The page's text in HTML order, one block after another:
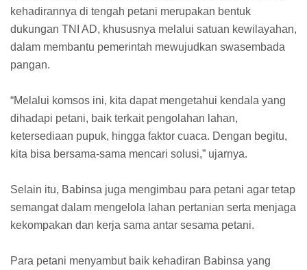
kehadirannya di tengah petani merupakan bentuk
dukungan TNI AD, khususnya melalui satuan kewilayahan,
dalam membantu pemerintah mewujudkan swasembada
pangan.
“Melalui komsos ini, kita dapat mengetahui kendala yang
dihadapi petani, baik terkait pengolahan lahan,
ketersediaan pupuk, hingga faktor cuaca. Dengan begitu,
kita bisa bersama-sama mencari solusi,” ujarnya.
Selain itu, Babinsa juga mengimbau para petani agar tetap
semangat dalam mengelola lahan pertanian serta menjaga
kekompakan dan kerja sama antar sesama petani.
Para petani menyambut baik kehadiran Babinsa yang